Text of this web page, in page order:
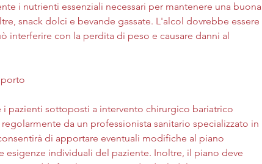
i nutrienti essenziali necessari per mantenere una buona
snack dolci e bevande gassate. L'alcol dovrebbe essere
interferire con la perdita di peso e causare danni al
i pazienti sottoposti a intervento chirurgico bariatrico
da un professionista sanitario specializzato in
di apportare eventuali modifiche al piano
esigenze individuali del paziente. Inoltre, il piano deve